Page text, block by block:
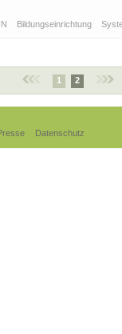
Bildungseinrichtung
1 2
Datenschutz